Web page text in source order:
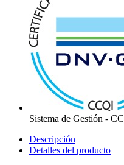
Sistema de Gestión -
Descripción
Detalles del producto